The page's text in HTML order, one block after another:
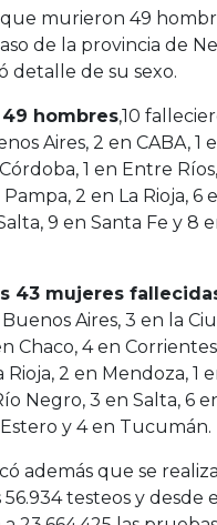
murieron 49
de la provincia de
detalle de su sexo.
hombres,10
Aires, 2 en CABA, 1
1 en Entre
Pampa, 2 en La Rioja, 6
9 en Santa Fe y 8
43 mujeres
Buenos Aires, 3 en la
Chaco, 4 en
Rioja, 2 en Mendoza, 1
Negro, 3 en Salta, 6
y 4 en Tucumán.
además que se
testeos y desde